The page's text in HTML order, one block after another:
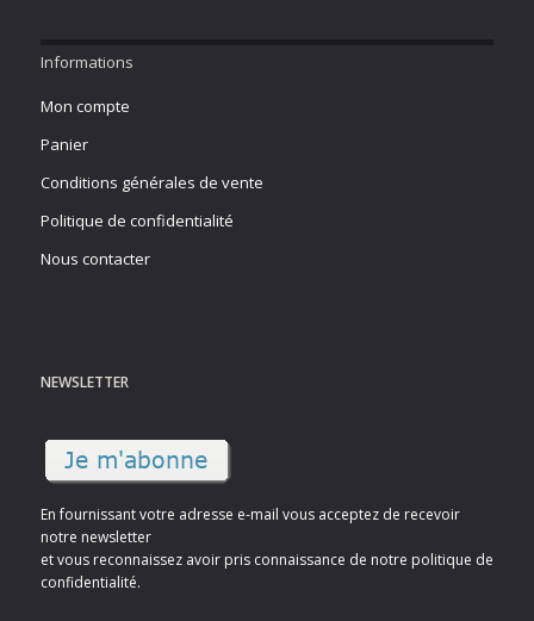
Informations
Mon compte
Panier
Conditions générales de vente
Politique de confidentialité
Nous contacter
NEWSLETTER
En fournissant votre adresse e-mail vous acceptez de recevoir
notre newsletter
et vous reconnaissez avoir pris connaissance de notre politique de
confidentialité.